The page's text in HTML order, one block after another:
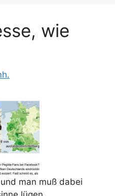
wie
man muß dabei